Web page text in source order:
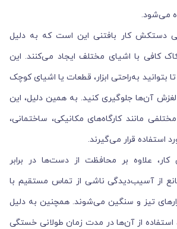
می‌شود.
دستکش‌ کار بافتنی این است که به دلیل
کافی با اشیای مختلف ایجاد می‌کنند. این
به‌راحتی ابزار، قطعات یا اشیای کوچک
آن‌ها جلوگیری کنید. به همین دلیل، این
مانند کارگاه‌های مکانیکی، ساختمانی،
استفاده قرار می‌گیرند.
علاوه بر محافظت از دست‌ها در برابر
از آسیب‌دیدگی ناشی از تماس مستقیم با
تیز و سنگین می‌شوند. همچنین به دلیل
استفاده از آن‌ها در مدت زمان طولانی خستگی